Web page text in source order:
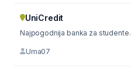
UniCredit
Najpogodnija banka za studente.
Uma07